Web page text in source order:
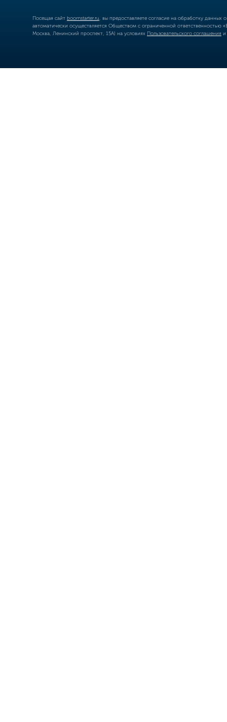
Посещая сайт boomstarter.ru , вы предоставляете согласие на обработку
автоматически осуществляется Обществом с ограниченной
Москва, Ленинский проспект, 15А) на условиях Пользовательского соглашения и